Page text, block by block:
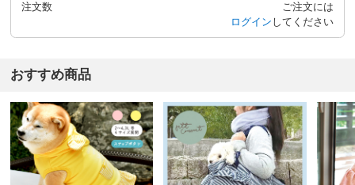
注文数
ご注文には
ログイン してください
おすすめ商品